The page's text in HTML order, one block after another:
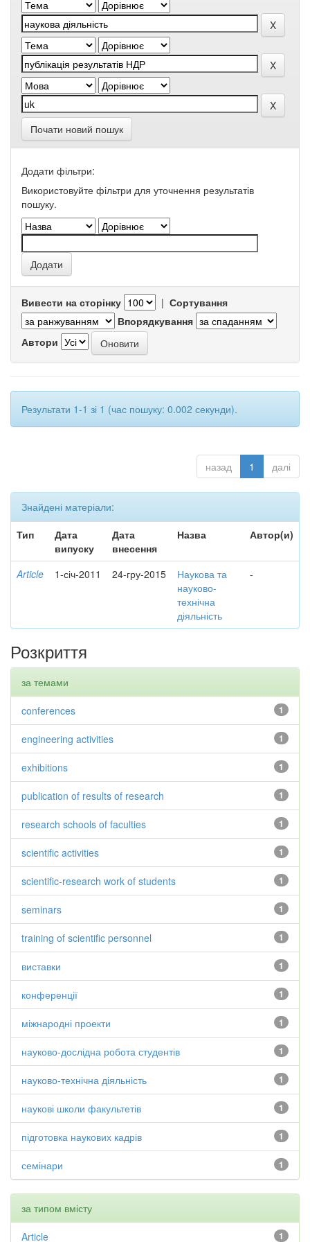
Почати новий пошук
Додати фільтри:
Використовуйте фільтри для уточнення результатів
пошуку.
Вивести на сторінку | Сортування
Впорядкування
Автори
Результати 1-1 зі 1 (час пошуку: 0.002 секунди).
назад 1 далі
Знайдені матеріали:
Тип
Дата
випуску
Дата
внесення
Назва Автор(и)
Article 1-січ-2011 24-гру-2015
Наукова та
науково-
технічна
діяльність
-
Розкриття
за темами
1
conferences
1
engineering activities
1
exhibitions
1
publication of results of research
1
research schools of faculties
1
scientific activities
1
scientific-research work of students
1
seminars
1
training of scientific personnel
1
виставки
1
конференції
1
міжнародні проекти
1
науково-дослідна робота студентів
1
науково-технічна діяльність
1
наукові школи факультетів
1
підготовка наукових кадрів
1
семінари
за типом вмісту
1
Article